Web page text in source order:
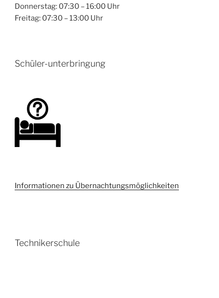
Donnerstag: 07:30 – 16:00 Uhr
Freitag: 07:30 – 13:00 Uhr
Schüler-unterbringung
Informationen zu Übernachtungsmöglichkeiten
Technikerschule